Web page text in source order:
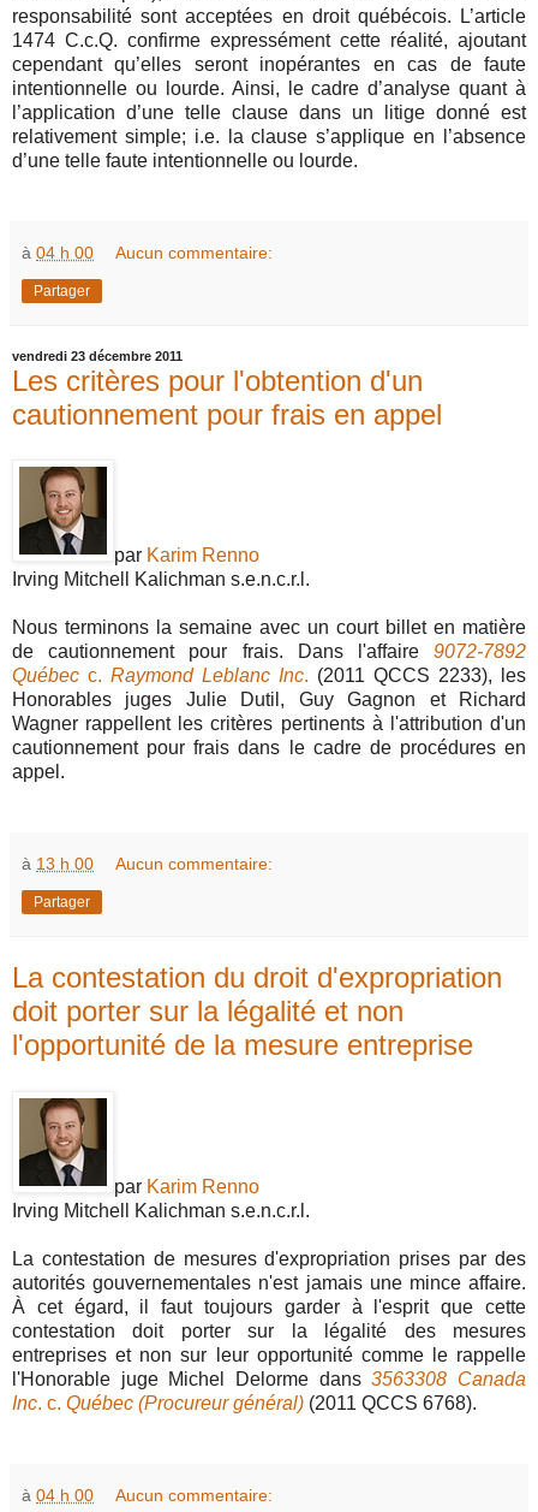
responsabilité sont acceptées en droit québécois. L’article
1474 C.c.Q. confirme expressément cette réalité, ajoutant
cependant qu’elles seront inopérantes en cas de faute
intentionnelle ou lourde. Ainsi, le cadre d’analyse quant à
l’application d’une telle clause dans un litige donné est
relativement simple; i.e. la clause s’applique en l’absence
d’une telle faute intentionnelle ou lourde.
à 04 h 00 Aucun commentaire:
Partager
vendredi 23 décembre 2011
Les critères pour l'obtention d'un
cautionnement pour frais en appel
par Karim Renno
Irving Mitchell Kalichman s.e.n.c.r.l.
Nous terminons la semaine avec un court billet en matière
de cautionnement pour frais. Dans l'affaire 9072-7892
Québec c. Raymond Leblanc Inc. (2011 QCCS 2233), les
Honorables juges Julie Dutil, Guy Gagnon et Richard
Wagner rappellent les critères pertinents à l'attribution d'un
cautionnement pour frais dans le cadre de procédures en
appel.
à 13 h 00 Aucun commentaire:
Partager
La contestation du droit d'expropriation
doit porter sur la légalité et non
l'opportunité de la mesure entreprise
par Karim Renno
Irving Mitchell Kalichman s.e.n.c.r.l.
La contestation de mesures d'expropriation prises par des
autorités gouvernementales n'est jamais une mince affaire.
À cet égard, il faut toujours garder à l'esprit que cette
contestation doit porter sur la légalité des mesures
entreprises et non sur leur opportunité comme le rappelle
l'Honorable juge Michel Delorme dans3563308 Canada
Inc. c. Québec (Procureur général) (2011 QCCS 6768).
à 04 h 00 Aucun commentaire: